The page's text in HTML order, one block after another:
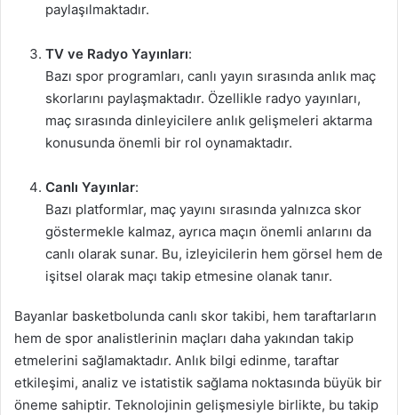
paylaşılmaktadır.
TV ve Radyo Yayınları:
Bazı spor programları, canlı yayın sırasında anlık maç
skorlarını paylaşmaktadır. Özellikle radyo yayınları,
maç sırasında dinleyicilere anlık gelişmeleri aktarma
konusunda önemli bir rol oynamaktadır.
Canlı Yayınlar:
Bazı platformlar, maç yayını sırasında yalnızca skor
göstermekle kalmaz, ayrıca maçın önemli anlarını da
canlı olarak sunar. Bu, izleyicilerin hem görsel hem de
işitsel olarak maçı takip etmesine olanak tanır.
Bayanlar basketbolunda canlı skor takibi, hem taraftarların
hem de spor analistlerinin maçları daha yakından takip
etmelerini sağlamaktadır. Anlık bilgi edinme, taraftar
etkileşimi, analiz ve istatistik sağlama noktasında büyük bir
öneme sahiptir. Teknolojinin gelişmesiyle birlikte, bu takip